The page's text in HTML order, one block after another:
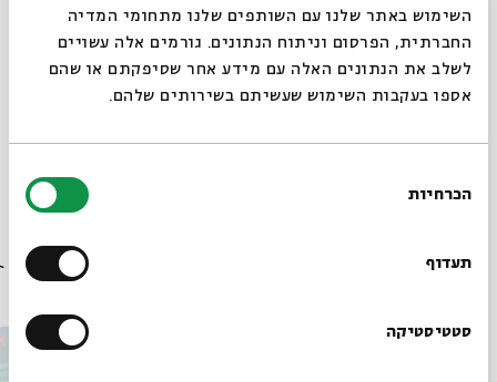
השימוש באתר שלנו עם השותפים שלנו מתחומי המדיה
החברתית, הפרסום וניתוח הנתונים. גורמים אלה עשויים
לשלב את הנתונים האלה עם מידע אחר שסיפקתם או שהם
אספו בעקבות השימוש שעשיתם בשירותים שלהם.
הסכמה
הכרחיות
תעדוף
סטטיסטיקה
חדשים!
הפעילות מכבדת שבת ופתוחה לכולם | האירוע ללא
שיתוף הרשמה לאירועים דומים
סגור